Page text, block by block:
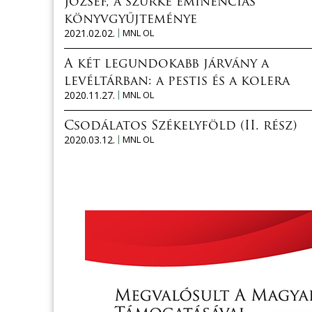
könyvgyűjteménye
2021.02.02.
MNL OL
A két legundokabb járvány a
levéltárban: a pestis és a kolera
2020.11.27.
MNL OL
Csodálatos Székelyföld (II. rész)
2020.03.12.
MNL OL